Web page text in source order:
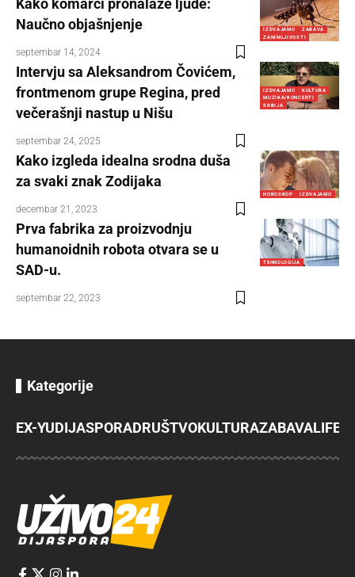
IZDVAJAMO
ZABAVA
ZANIMLJIVOSTI
Kako komarci pronalaze ljude:
Naučno objašnjenje
septembar 14, 2024
IZDVAJAMO
KULTURA
MUZIKA/KONCERTI
SRBIJA
Intervju sa Aleksandrom Čovićem,
frontmenom grupe Regina, pred
večerašnji nastup u Nišu
septembar 24, 2025
HOROSKOP IZDVAJAMO
Kako izgleda idealna srodna duša
za svaki znak Zodijaka
decembar 21, 2023
TEHNOLOGIJA
Prva fabrika za proizvodnju
humanoidnih robota otvara se u
SAD-u.
septembar 22, 2023
Kategorije
EX-YUDIJASPORADRUŠTVOKULTURAZABAVA